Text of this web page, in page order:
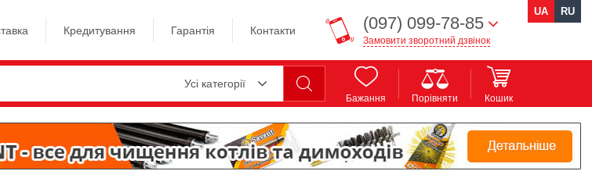
Кредитування Гарантія Контакти (097) 099-78-85
Замовити зворотний дзвінок
UA RU
Усі категорії
Бажання Порівняти Кошик